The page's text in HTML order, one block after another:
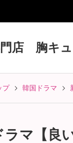
店 胸キ
プ 韓国ドラマ
ラマ【良